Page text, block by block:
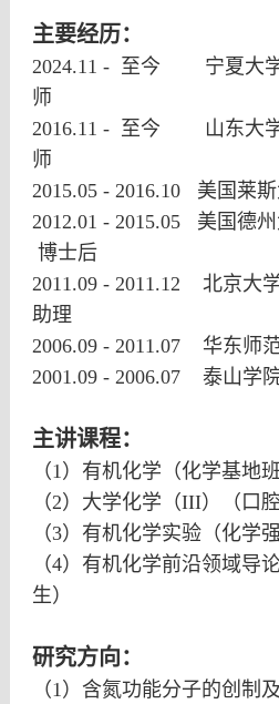
主要经历：
2024.11 - 至今 宁夏大
师
2016.11 - 至今 山东大
师
2015.05 - 2016.10 美国莱
2012.01 - 2015.05 美国德
博士后
2011.09 - 2011.12 北京大
助理
2006.09 - 2011.07 华东师
2001.09 - 2006.07 泰山学
主讲课程：
（1）有机化学（化学基地班
（2）大学化学（III）（口
（3）有机化学实验（化学
（4）有机化学前沿领域导
生）
研究方向：
（1）含氮功能分子的创制